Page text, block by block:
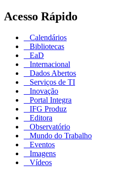
Acesso Rápido
Calendários
Bibliotecas
EaD
Internacional
Dados Abertos
Serviços de TI
Inovação
Portal Integra
IFG Produz
Editora
Observatório
Mundo do Trabalho
Eventos
Imagens
Vídeos